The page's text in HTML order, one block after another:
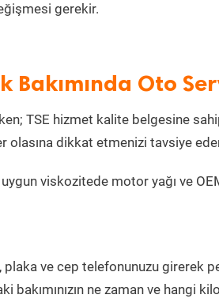
gerekir.
Oto
TSE hizmet kalite belgesine
olasına dikkat etmenizi tavsiye
uygun viskozitede motor yağı ve
ve cep telefonunuzu girerek
ne zaman ve hangi